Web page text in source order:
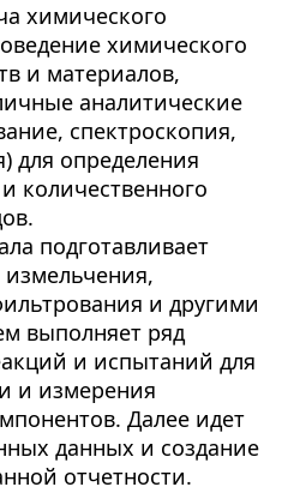
химического
химического
и материалов,
аналитические
спектроскопия,
для определения
количественного
подготавливает
и другими
выполняет ряд
и испытаний для
и измерения
Далее идет
данных и создание
отчетности.